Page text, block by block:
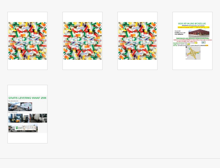
Matériel d'emballage
Fournitures de bureau
Les batteries
Produits Covid-19